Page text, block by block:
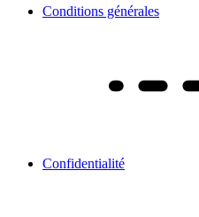
Conditions générales
Confidentialité